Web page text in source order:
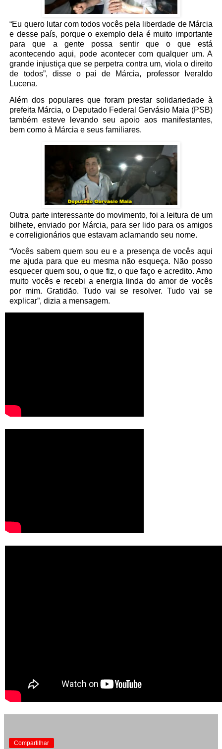
“Eu quero lutar com todos vocês pela liberdade de Márcia
e desse país, porque o exemplo dela é muito importante
para que a gente possa sentir que o que está
acontecendo aqui, pode acontecer com qualquer um. A
grande injustiça que se perpetra contra um, viola o direito
de todos”, disse o pai de Márcia, professor Iveraldo
Lucena.
Além dos populares que foram prestar solidariedade à
prefeita Márcia, o Deputado Federal Gervásio Maia (PSB)
também esteve levando seu apoio aos manifestantes,
bem como à Márcia e seus familiares.
Outra parte interessante do movimento, foi a leitura de um
bilhete, enviado por Márcia, para ser lido para os amigos
e correligionários que estavam aclamando seu nome.
“Vocês sabem quem sou eu e a presença de vocês aqui
me ajuda para que eu mesma não esqueça. Não posso
esquecer quem sou, o que fiz, o que faço e acredito. Amo
muito vocês e recebi a energia linda do amor de vocês
por mim. Gratidão. Tudo vai se resolver. Tudo vai se
explicar”, dizia a mensagem.
Compartilhar